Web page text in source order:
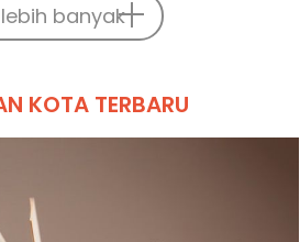
banyak
KOTA TERBARU